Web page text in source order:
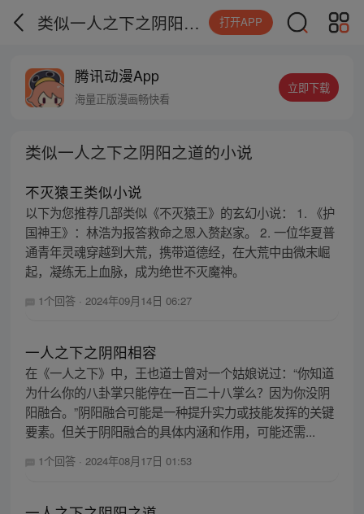
类似一人之下之阴阳之道的小说 打开APP
腾讯动漫App
海量正版漫画畅快看
立即下载
类似一人之下之阴阳之道的小说
不灭猿王类似小说
以下为您推荐几部类似《不灭猿王》的玄幻小说： 1. 《护
国神王》：林浩为报答救命之恩入赘赵家。 2. 一位华夏普
通青年灵魂穿越到大荒，携带道德经，在大荒中由微末崛
起，凝练无上血脉，成为绝世不灭魔神。
1个回答 · 2024年09月14日 06:27
一人之下之阴阳相容
在《一人之下》中，王也道士曾对一个姑娘说过：“你知道
为什么你的八卦掌只能停在一百二十八掌么？因为你没阴
阳融合。”阴阳融合可能是一种提升实力或技能发挥的关键
要素。但关于阴阳融合的具体内涵和作用，可能还需...
1个回答 · 2024年08月17日 01:53